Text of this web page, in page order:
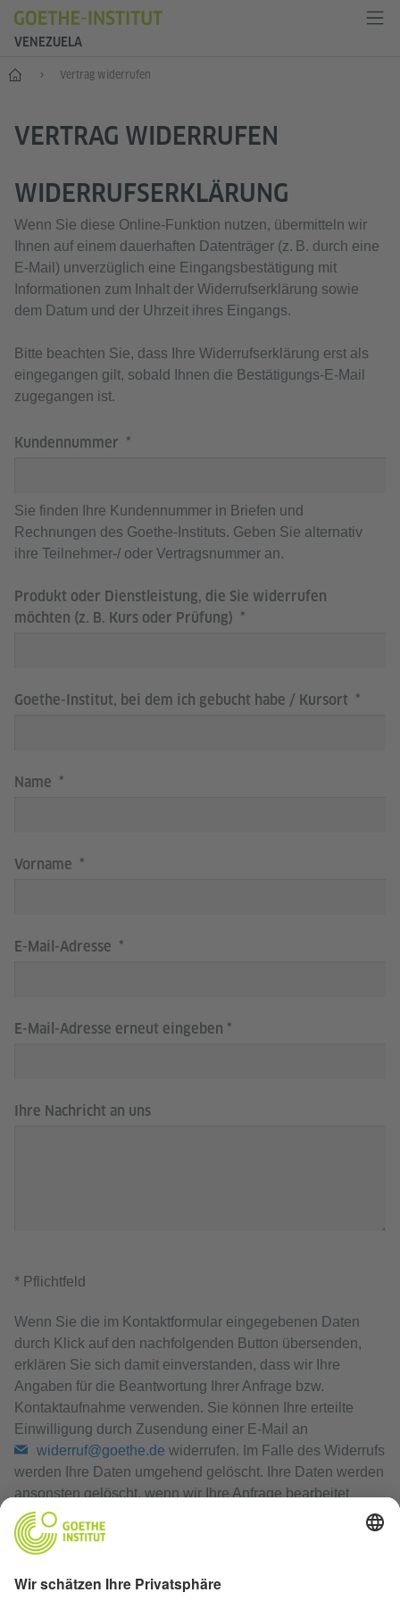
VENEZUELA
Start Vertrag widerrufen
VERTRAG WIDERRUFEN
WIDERRUFSERKLÄRUNG
Wenn Sie diese Online‑Funktion nutzen, übermitteln wir
Ihnen auf einem dauerhaften Datenträger (z. B. durch eine
E‑Mail) unverzüglich eine Eingangsbestätigung mit
Informationen zum Inhalt der Widerrufserklärung sowie
dem Datum und der Uhrzeit ihres Eingangs.
Bitte beachten Sie, dass Ihre Widerrufserklärung erst als
eingegangen gilt, sobald Ihnen die Bestätigungs‑E‑Mail
zugegangen ist.
Kundennummer
Sie finden Ihre Kundennummer in Briefen und
Rechnungen des Goethe-Instituts. Geben Sie alternativ
ihre Teilnehmer-/ oder Vertragsnummer an.
Produkt oder Dienstleistung, die Sie widerrufen
möchten (z. B. Kurs oder Prüfung)
Goethe-Institut, bei dem ich gebucht habe / Kursort
Name
Vorname
E-Mail-Adresse
E-Mail-Adresse erneut eingeben
Ihre Nachricht an uns
* Pflichtfeld
Wenn Sie die im Kontaktformular eingegebenen Daten
durch Klick auf den nachfolgenden Button übersenden,
erklären Sie sich damit einverstanden, dass wir Ihre
Angaben für die Beantwortung Ihrer Anfrage bzw.
Kontaktaufnahme verwenden. Sie können Ihre erteilte
Einwilligung durch Zusendung einer E-Mail an
widerruf@goethe.de widerrufen. Im Falle des Widerrufs
werden Ihre Daten umgehend gelöscht. Ihre Daten werden
ansonsten gelöscht, wenn wir Ihre Anfrage bearbeitet
haben oder der Zweck der Speicherung entfallen ist.
Datenschutzerklärung